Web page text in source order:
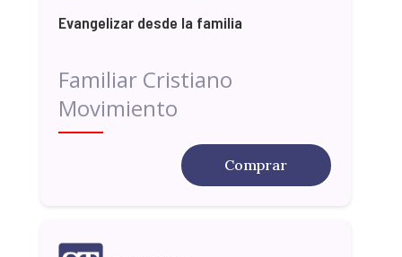
Evangelizar desde la familia
Familiar Cristiano
Movimiento
Comprar